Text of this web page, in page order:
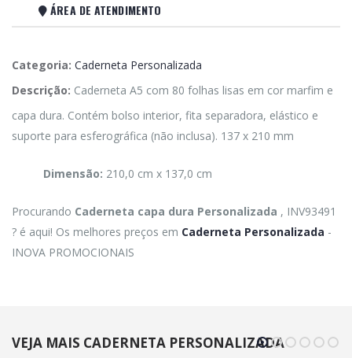
ÁREA DE ATENDIMENTO
Categoria: Caderneta Personalizada
Descrição: Caderneta A5 com 80 folhas lisas em cor marfim e
capa dura. Contém bolso interior, fita separadora, elástico e
suporte para esferográfica (não inclusa). 137 x 210 mm
Dimensão: 210,0 cm x 137,0 cm
Procurando Caderneta capa dura Personalizada , INV93491
? é aqui! Os melhores preços em Caderneta Personalizada -
INOVA PROMOCIONAIS
VEJA MAIS CADERNETA PERSONALIZADA